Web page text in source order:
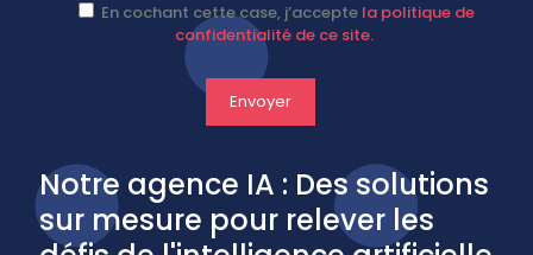
En cochant cette case, j’accepte la politique de
confidentialité de ce site.
Notre agence IA : Dessolutions
sur mesure pour relever les